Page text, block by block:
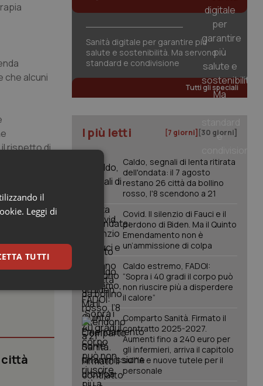
che alcuni
rispetto di
valere
con
queste
città
Sanità digitale per garantire più
salute e sostenibilità. Ma servono
standard e condivisione
Tutti gli speciali
I più letti [7 giorni] [30 giorni]
Caldo, segnali di lenta ritirata
dell'ondata: il 7 agosto
restano 26 città da bollino
rosso, l'8 scendono a 21
Covid. Il silenzio di Fauci e il
perdono di Biden. Ma il Quinto
Emendamento non è
un’ammissione di colpa
Caldo estremo, FADOI:
“Sopra i 40 gradi il corpo può
non riuscire più a disperdere
il calore”
Comparto Sanità. Firmato il
contratto 2025-2027.
Aumenti fino a 240 euro per
gli infermieri, arriva il capitolo
sull'IA e nuove tutele per il
personale
il
Leggi di
TUTTI